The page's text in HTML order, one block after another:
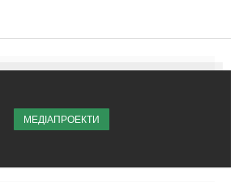
МЕДІАПРОЕКТИ